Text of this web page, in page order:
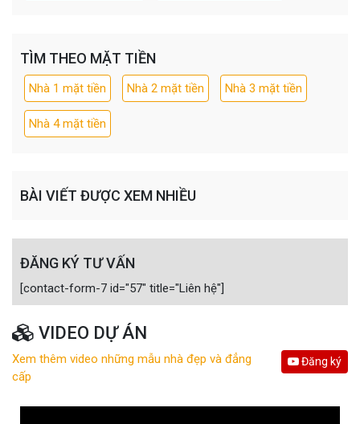
TÌM THEO MẶT TIỀN
Nhà 1 mặt tiền Nhà 2 mặt tiền Nhà 3 mặt tiền
Nhà 4 mặt tiền
BÀI VIẾT ĐƯỢC XEM NHIỀU
ĐĂNG KÝ TƯ VẤN
[contact-form-7 id="57" title="Liên hệ"]
VIDEO DỰ ÁN
Xem thêm video những mẫu nhà đẹp và đẳng
cấp
Đăng ký